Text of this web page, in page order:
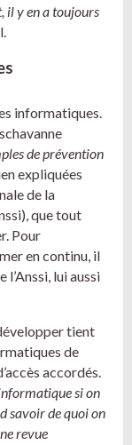
il y en a toujours
informatiques.
de prévention
expliquées
de la
que tout
Pour
en continu, il
lui aussi
tient
de
accordés.
si on
savoir de quoi on
revue